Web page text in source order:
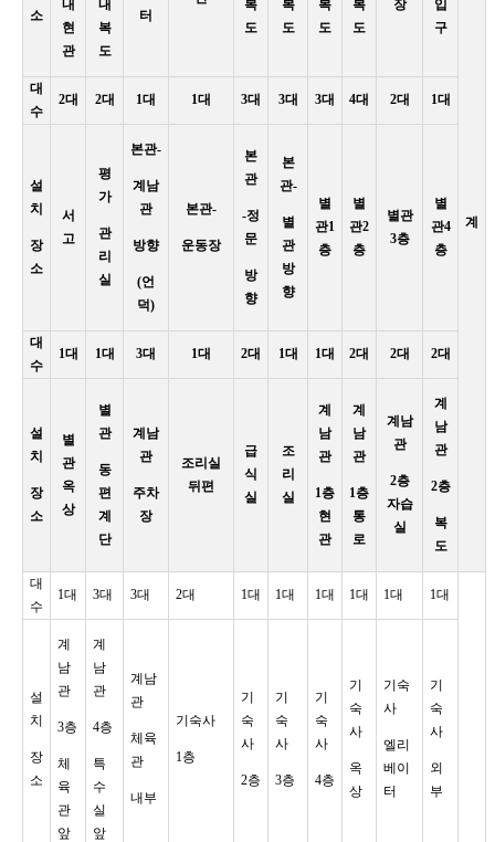
소
내
현
관
내
복
도
터
복
도
복
도
복
도
복
도
장
입
구
계
대
수
2대 2대 1대 1대 3대 3대 3대 4대 2대 1대
설
치
장
소
서
고
평
가
관
리
실
본관-
계남
관
방향
(언
덕)
본관-
운동장
본
관
-정
문
방
향
본
관-
별
관
방
향
별
관1
층
별
관2
층
별관
3층
별
관4
층
대
수
1대 1대 3대 1대 2대 1대 1대 2대 2대 2대
설
치
장
소
별
관
옥
상
별
관
동
편
계
단
계남
관
주차
장
조리실
뒤편
급
식
실
조
리
실
계
남
관
1층
현
관
계
남
관
1층
통
로
계남
관
2층
자습
실
계
남
관
2층
복
도
대
수
1대 3대 3대 2대 1대 1대 1대 1대 1대 1대
설
치
장
소
계
남
관
3층
체
육
관
앞
계
남
관
4층
특
수
실
앞
계남
관
체육
관
내부
기숙사
1층
기
숙
사
2층
기
숙
사
3층
기
숙
사
4층
기
숙
사
옥
상
기숙
사
엘리
베이
터
기
숙
사
외
부